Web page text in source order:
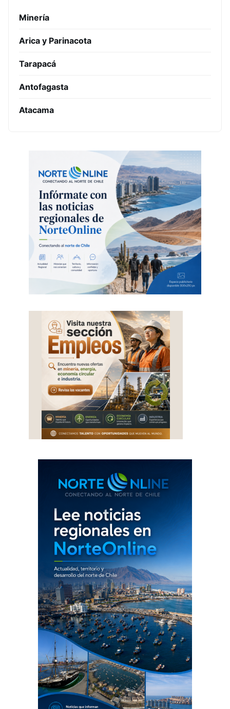
Minería
Arica y Parinacota
Tarapacá
Antofagasta
Atacama